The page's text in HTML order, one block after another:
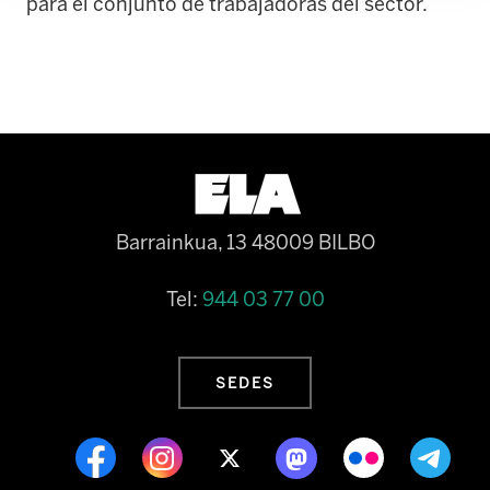
Barrainkua, 13 48009 BILBO
Tel: 944 03 77 00
SEDES